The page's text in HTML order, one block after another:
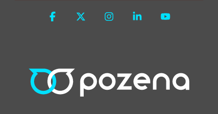
Facebook InstagramLinkedin